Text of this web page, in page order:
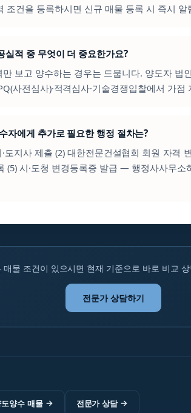
조건을 등록하시면 신규 매물 등록 시 즉시
실적 중 무엇이 더 중요한가요?
보고 양수하는 경우는 드뭅니다. 양도자 법
사전심사)·적격심사·기술경쟁입찰에서 가
자에게 추가로 필요한 행정 절차는?
도지사 제출 (2) 대한전문건설협회 회원 자격
(5) 시·도청 변경등록증 발급 — 행정사사무소
매물 조건이 있으시면 현재 기준으로 바로 비교
전문가 상담하기
양수 매물→ 전문가 상담→